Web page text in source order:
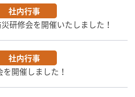
社内行事
研修会を開催いたしました！
社内行事
開催しました！